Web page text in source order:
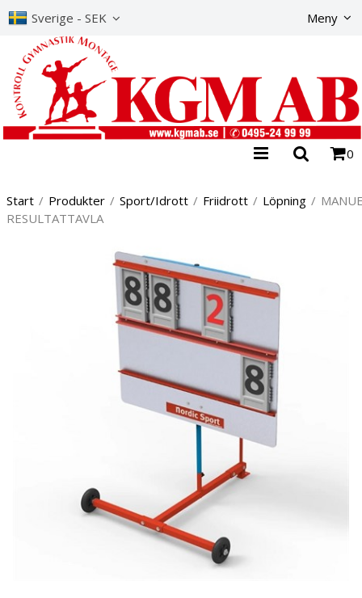
Sverige - SEK Meny
0
Start / Produkter / Sport/Idrott / Friidrott / Löpning /
RESULTATTAVLA